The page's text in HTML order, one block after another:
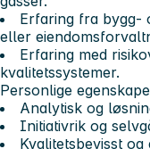
Erfaring fra bygg-
eller
Erfaring med
kvalitetssystemer.
Personlige
Analytisk og
Initiativrik og
Kvalitetsbevisst